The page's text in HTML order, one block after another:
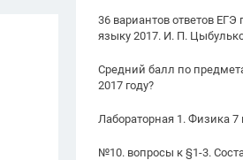
36 вариантов ответов ЕГЭ
языку 2017. И. П.
Средний балл по
2017 году?
Лабораторная 1. Физика 7
№10. вопросы к §1-3.